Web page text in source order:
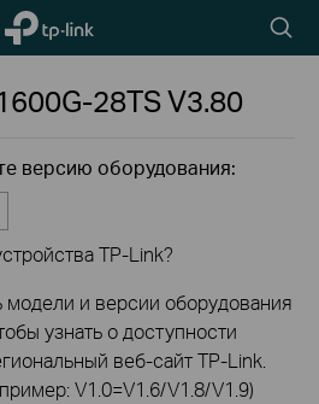
TP-Link,
Reliably
icon
28TSV3.80
версию оборудования:
TP-Link?
модели и версии оборудования
узнать о доступности
веб-сайт TP-Link.
V1.0=V1.6/V1.8/V1.9)